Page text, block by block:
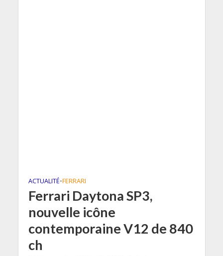
ACTUALITÉ•FERRARI
Ferrari Daytona SP3,
nouvelle icône
contemporaine V12 de 840
ch